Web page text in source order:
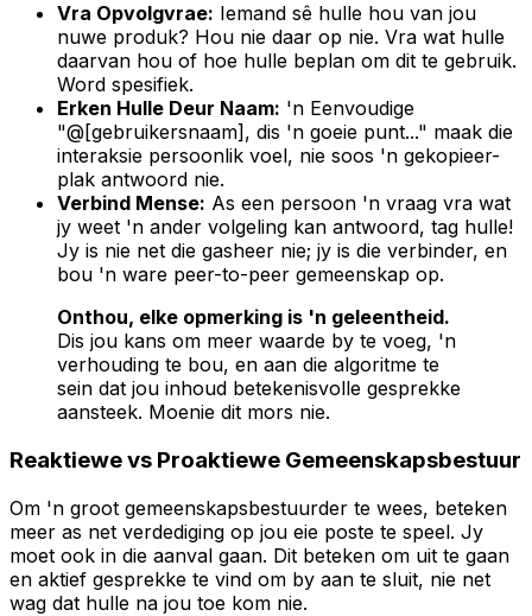
Vra Opvolgvrae: Iemand sê hulle hou van jou
nuwe produk? Hou nie daar op nie. Vra wat hulle
daarvan hou of hoe hulle beplan om dit te gebruik.
Word spesifiek.
Erken Hulle Deur Naam: 'n Eenvoudige
"@[gebruikersnaam], dis 'n goeie punt..." maak die
interaksie persoonlik voel, nie soos 'n gekopieer-
plak antwoord nie.
Verbind Mense: As een persoon 'n vraag vra wat
jy weet 'n ander volgeling kan antwoord, tag hulle!
Jy is nie net die gasheer nie; jy is die verbinder, en
bou 'n ware peer-to-peer gemeenskap op.
Onthou, elke opmerking is 'n geleentheid.
Dis jou kans om meer waarde by te voeg, 'n
verhouding te bou, en aan die algoritme te
sein dat jou inhoud betekenisvolle gesprekke
aansteek. Moenie dit mors nie.
Reaktiewe vs Proaktiewe Gemeenskapsbestuur
Om 'n groot gemeenskapsbestuurder te wees, beteken
meer as net verdediging op jou eie poste te speel. Jy
moet ook in die aanval gaan. Dit beteken om uit te gaan
en aktief gesprekke te vind om by aan te sluit, nie net
wag dat hulle na jou toe kom nie.